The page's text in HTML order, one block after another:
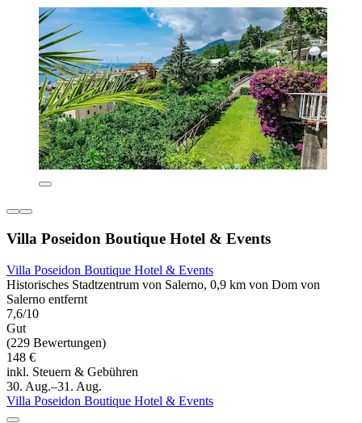
Villa Poseidon Boutique Hotel & Events
Villa Poseidon Boutique Hotel & Events
Historisches Stadtzentrum von Salerno, 0,9 km von Dom von
Salerno entfernt
7,6/10
Gut
(229 Bewertungen)
148 €
inkl. Steuern & Gebühren
30. Aug.–31. Aug.
Villa Poseidon Boutique Hotel & Events